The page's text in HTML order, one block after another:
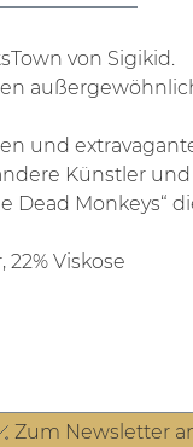
von Sigikid.
und
Künstler
Monkeys“
22% Viskose
Zum Newsletter